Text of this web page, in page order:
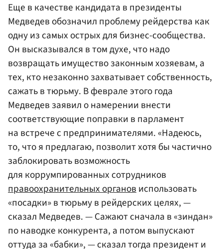
Еще в качестве кандидата в президенты
Медведев обозначил проблему рейдерства как
одну из самых острых для бизнес-сообщества.
Он высказывался в том духе, что надо
возвращать имущество законным хозяевам, а
тех, кто незаконно захватывает собственность,
сажать в тюрьму. В феврале этого года
Медведев заявил о намерении внести
соответствующие поправки в парламент
на встрече с предпринимателями. «Надеюсь,
то, что я предлагаю, позволит хотя бы частично
заблокировать возможность
для коррумпированных сотрудников
правоохранительных органовиспользовать
«посадки» в тюрьму в рейдерских целях, —
сказал Медведев. — Сажают сначала в «зиндан»
по наводке конкурента, а потом выпускают
оттуда за «бабки», — сказал тогда президент и